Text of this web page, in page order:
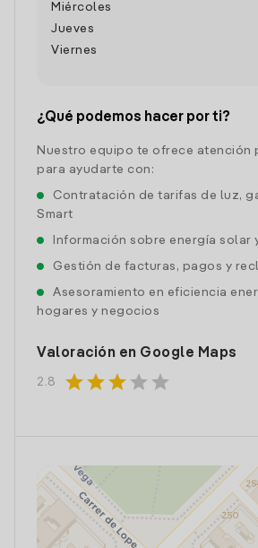
Miércoles
Jueves
Viernes
¿Qué podemos hacer por ti?
Nuestro equipo te ofrece atención
para ayudarte con:
Contratación de tarifas de luz,
Smart
Información sobre energía solar
Gestión de facturas, pagos y
Asesoramiento en eficiencia
hogares y negocios
Valoración en Google Maps
2.8 starstarstar star star